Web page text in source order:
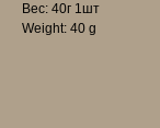
Вес: 40г 1шт
Weight: 40 g